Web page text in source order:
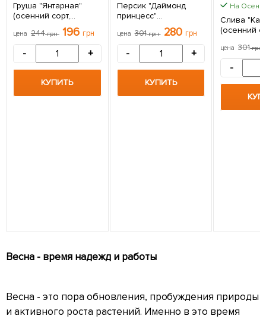
Груша "Янтарная"
(осенний сорт,
средний срок
созревания) 1
саженец в упаковке
цена 244грн 196 грн
- +
КУПИТЬ
Персик "Даймонд
принцесс"
(крупноплодный,
среднепоздний срок
созревания) 1
саженец в упаковке
цена 301грн 280 грн
- +
КУПИТЬ
На
Слива
(осенний
саженец в
цена 301грн
-
Весна - время надежд и работы
Весна - это пора обновления, пробуждения природы
и активного роста растений. Именно в это время